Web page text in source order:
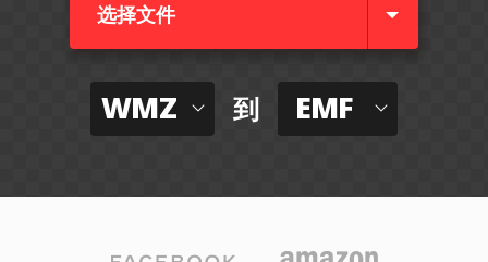
选择文件
WMZ 到 EMF